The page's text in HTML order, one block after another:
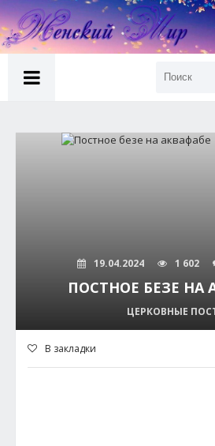
19.04.2024 1 602
ПОСТНОЕ БЕЗЕ НА
ЦЕРКОВНЫЕ
В закладки